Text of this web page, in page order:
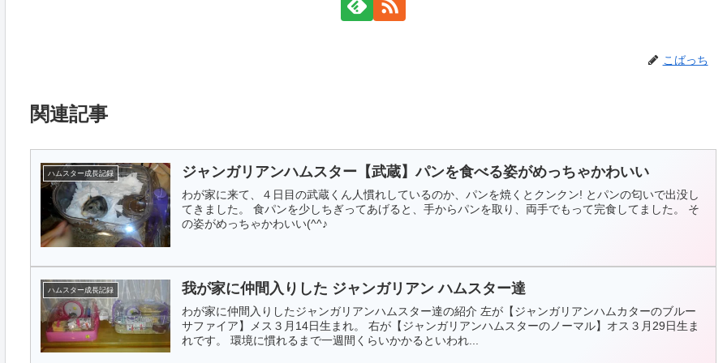
こばっち
関連記事
ハムスター成長記録 ジャンガリアンハムスター【武蔵】パンを食べる姿がめっちゃかわいい
わが家に来て、４日目の武蔵くん人慣れしているのか、パンを焼くとクンクン! とパンの匂いで出没し
てきました。 食パンを少しちぎってあげると、手からパンを取り、両手でもって完食してました。 そ
の姿がめっちゃかわいい(^^♪
ハムスター成長記録 我が家に仲間入りした ジャンガリアン ハムスター達
わが家に仲間入りしたジャンガリアンハムスター達の紹介 左が【ジャンガリアンハムカターのブルー
サファイア】メス３月14日生まれ。 右が【ジャンガリアンハムスターのノーマル】オス３月29日生ま
れです。 環境に慣れるまで一週間くらいかかるといわれ...